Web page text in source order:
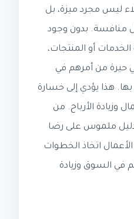
ليس مجرد ميزة، بل
منافسة. بدون وجود
أو المنتجات،
حيرة من أمرهم في
بها. هذا يؤدي إلى خسارة
وزيادة الأرباح. من
ملموس على رضا
اتخاذ الخطوات
في السوق وزيادة